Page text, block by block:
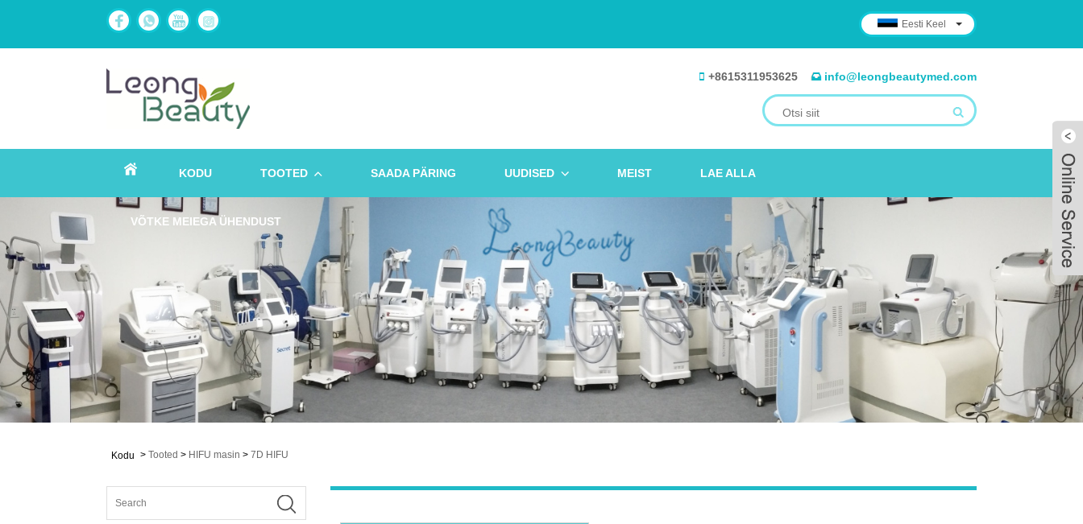
+8615311953625 info@leongbeautymed.com
Eesti Keel
KODU TOOTED SAADA PÄRING UUDISED MEIST LAE ALLA
VÕTKE MEIEGA ÜHENDUST
Kodu > Tooted > HIFU masin > 7D HIFU